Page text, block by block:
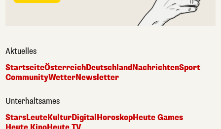
Aktuelles
StartseiteÖsterreichDeutschlandNachrichtenSport
CommunityWetterNewsletter
Unterhaltsames
StarsLeuteKulturDigitalHoroskopHeute Games